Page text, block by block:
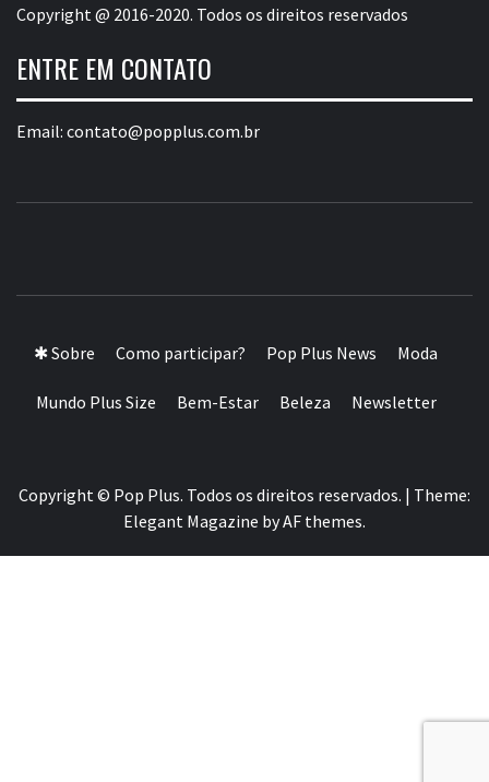
Copyright @ 2016-2020. Todos os direitos reservados
ENTRE EM CONTATO
Email: contato@popplus.com.br
✱ Sobre Como participar? Pop Plus News Moda
Mundo Plus Size Bem-Estar Beleza Newsletter
Copyright © Pop Plus. Todos os direitos reservados. | Theme:
Elegant Magazine byAF themes.